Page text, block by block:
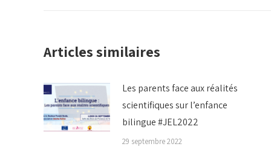
Articles similaires
Les parents face aux réalités
scientifiques sur l’enfance
bilingue #JEL2022
29 septembre 2022